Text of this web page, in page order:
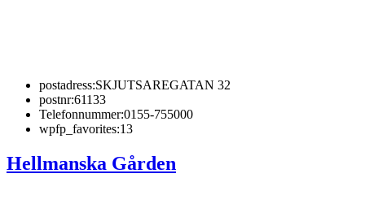
postadress:SKJUTSAREGATAN 32
postnr:61133
Telefonnummer:0155-755000
wpfp_favorites:13
Hellmanska Gården